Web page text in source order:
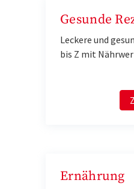
Gesunde
Leckere und
bis Z mit
Ernährung